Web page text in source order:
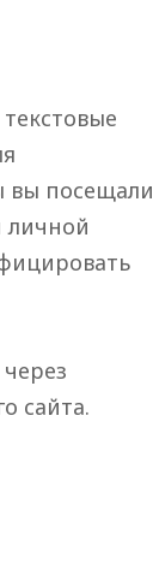
вы посещали
личной
сайта.